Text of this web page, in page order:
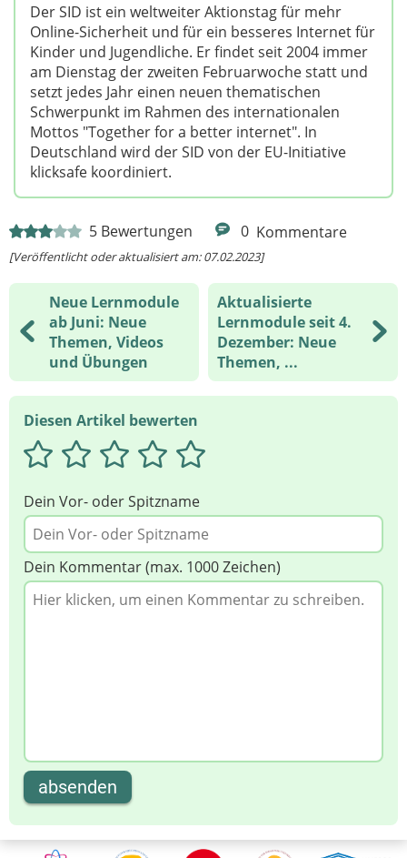
5 Bewertungen 0 Kommentare
[Veröffentlicht oder aktualisiert am: 07.02.2023]
Neue Lernmodule
ab Juni: Neue
Themen, Videos
und Übungen
Aktualisierte
Lernmodule seit 4.
Dezember: Neue
Themen, ...
Diesen Artikel bewerten
Dein Vor- oder Spitzname
Dein Kommentar (max. 1000 Zeichen)
absenden
Der SID ist ein weltweiter Aktionstag für mehr
Online-Sicherheit und für ein besseres Internet für
Kinder und Jugendliche. Er findet seit 2004 immer
am Dienstag der zweiten Februarwoche statt und
setzt jedes Jahr einen neuen thematischen
Schwerpunkt im Rahmen des internationalen
Mottos "Together for a better internet". In
Deutschland wird der SID von der EU-Initiative
klicksafe koordiniert.